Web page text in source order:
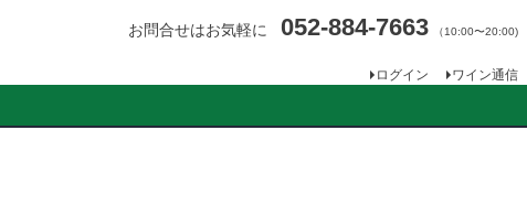
お問合せはお気軽に 052-884-7663 （10:00〜20:00)
ログイン ワイン通信